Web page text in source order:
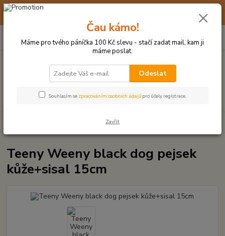
☀️ 10. - 14. SRPNA 2026 MÁME DOVOLENOU ☀️ OBJEDNÁVKY
Hledat
po–pá: 9–17 hod.
za0 Kč
HRAČKY Z KŮŽE, S KOŽEŠINOU
Teeny Weeny black dog pejsek
kůže+sisal 15cm
Čau kámo!
Máme pro tvého páníčka 100 Kč slevu - stačí zadat mail, kam ji
máme poslat.
Odeslat
Souhlasím se zpracováním osobních údajů pro účely registrace.
Zavřít